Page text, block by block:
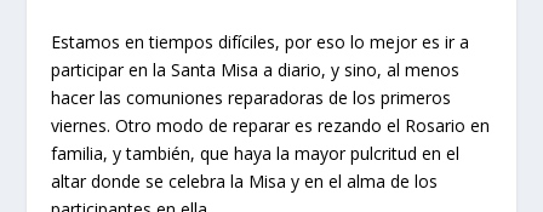
Estamos en tiempos difíciles, por eso lo mejor es ir a
participar en la Santa Misa a diario, y sino, al menos
hacer las comuniones reparadoras de los primeros
viernes. Otro modo de reparar es rezando el Rosario en
familia, y también, que haya la mayor pulcritud en el
altar donde se celebra la Misa y en el alma de los